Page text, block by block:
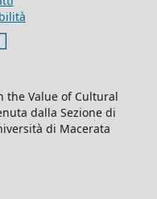
the Value of Cultural
dalla Sezione di
di Macerata